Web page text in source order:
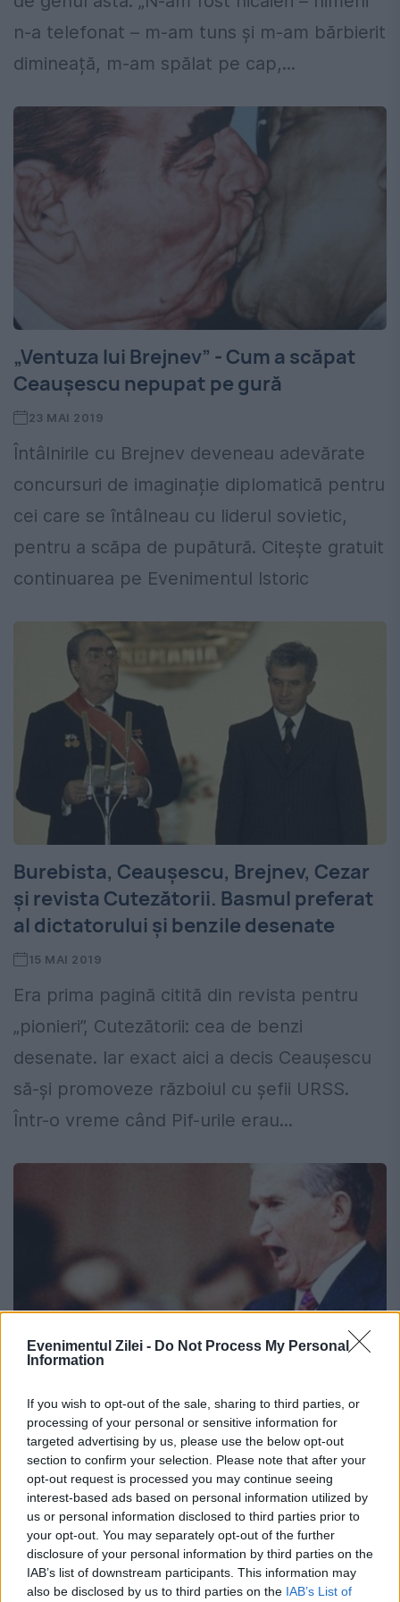
Evenimentul Zilei - Do Not Process My Personal
Information
If you wish to opt-out of the sale, sharing to third parties, or
processing of your personal or sensitive information for
targeted advertising by us, please use the below opt-out
section to confirm your selection. Please note that after your
opt-out request is processed you may continue seeing
interest-based ads based on personal information utilized by
us or personal information disclosed to third parties prior to
your opt-out. You may separately opt-out of the further
disclosure of your personal information by third parties on the
IAB’s list of downstream participants. This information may
also be disclosed by us to third parties on the IAB’s List of
n-a telefonat – m-am tuns și m-am bărbierit
dimineață, m-am spălat pe cap,...
„Ventuza lui Brejnev” - Cum a scăpat
Ceaușescu nepupat pe gură
23 MAI 2019
Întâlnirile cu Brejnev deveneau adevărate
concursuri de imaginație diplomatică pentru
cei care se întâlneau cu liderul sovietic,
pentru a scăpa de pupătură. Citește gratuit
continuarea pe Evenimentul Istoric
Burebista, Ceaușescu, Brejnev, Cezar
și revista Cutezătorii. Basmul preferat
al dictatorului și benzile desenate
15 MAI 2019
Era prima pagină citită din revista pentru
„pionieri”, Cutezătorii: cea de benzi
desenate. Iar exact aici a decis Ceaușescu
să-și promoveze războiul cu șefii URSS.
Într-o vreme când Pif-urile erau...
Declaraţii isorice despre problema
tezaurului românesc ce a fost conficat
de bolşevicii ruşi. Reacţia fostului
dictator Nicolae Ceauşescu la
Moscova
22 MARTIE 2019
După ce a devenit preşedintele României,